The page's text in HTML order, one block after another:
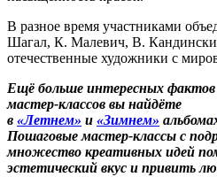
В разное время участниками
Шагал, К. Малевич, В.
отечественные художники с
Ещё больше интересных
мастер-классов вы найдёте
в «Летнем» и «Зимнем»
Пошаговые мастер-классы с
множество креативных идей
эстетический вкус и привить